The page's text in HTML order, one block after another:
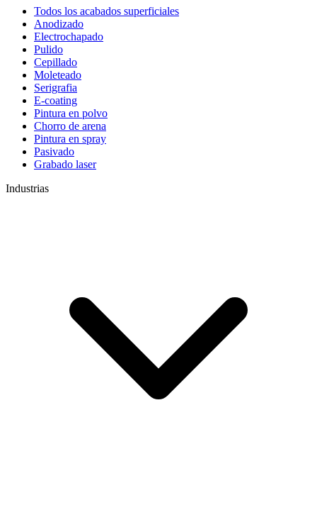
Todos los acabados superficiales
Anodizado
Electrochapado
Pulido
Cepillado
Moleteado
Serigrafia
E-coating
Pintura en polvo
Chorro de arena
Pintura en spray
Pasivado
Grabado laser
Industrias